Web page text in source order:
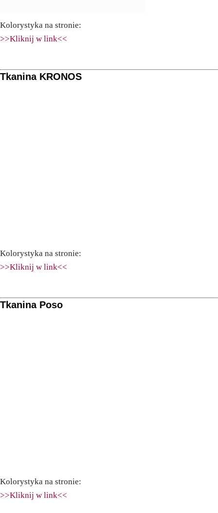
Kolorystyka na stronie:
>>Kliknij w link<<
Tkanina KRONOS
Kolorystyka na stronie:
>>Kliknij w link<<
Tkanina Poso
Kolorystyka na stronie:
>>Kliknij w link<<